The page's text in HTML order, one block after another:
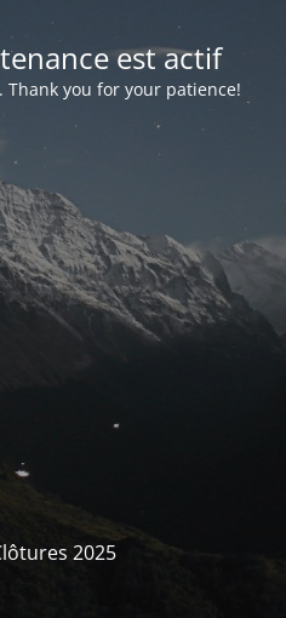
est actif
you for your patience!
2025